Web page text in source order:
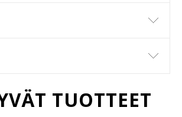
TUOTTEET